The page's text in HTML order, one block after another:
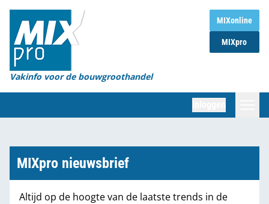
MIXonline
MIXpro
Vakinfo voor de bouwgroothandel
Home
Magazines
Organisaties
Marktcijfers
MIXpro nieuwsbrief
Altijd op de hoogte van de laatste trends in de